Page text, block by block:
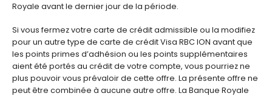
Royale avant le dernier jour de la période.
Si vous fermez votre carte de crédit admissible ou la modifiez
pour un autre type de carte de crédit Visa RBC ION avant que
les points primes d’adhésion ou les points supplémentaires
aient été portés au crédit de votre compte, vous pourriez ne
plus pouvoir vous prévaloir de cette offre. La présente offre ne
peut être combinée à aucune autre offre. La Banque Royale